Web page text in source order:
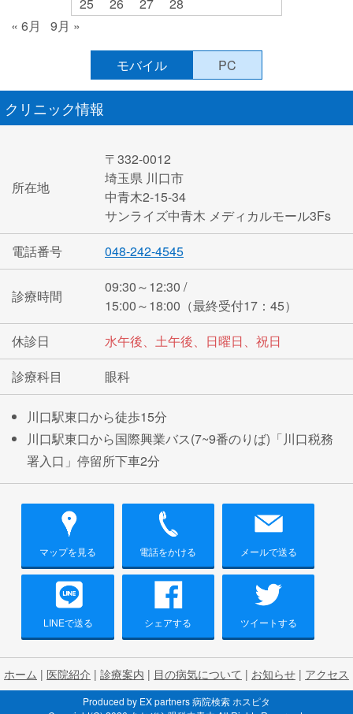
« 6月
9月 »
モバイル PC
クリニック情報
所在地
〒332-0012
埼玉県 川口市
中青木2-15-34
サンライズ中青木 メディカルモール3Fs
電話番号
048-242-4545
診療時間
09:30～12:30 /
15:00～18:00（最終受付17：45）
休診日
水午後、土午後、日曜日、祝日
診療科目
眼科
川口駅東口から徒歩15分
川口駅東口から国際興業バス(7~9番のりば)「川口税務
署入口」停留所下車2分
マップを見る 電話をかける メールで送る
LINEで送る シェアする ツイートする
ホーム | 医院紹介 | 診療案内 | 目の病気について | お知らせ | アクセス
Produced by EX partners病院検索 ホスピタ